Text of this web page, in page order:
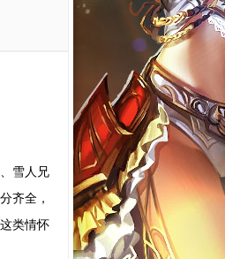
雪人兄
齐全，
类情怀